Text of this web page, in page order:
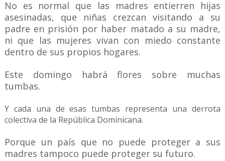
No es normal que las madres entierren hijas
asesinadas, que niñas crezcan visitando a su
padre en prisión por haber matado a su madre,
ni que las mujeres vivan con miedo constante
dentro de sus propios hogares.
Este domingo habrá flores sobre muchas
tumbas.
Y cada una de esas tumbas representa una derrota
colectiva de la República Dominicana.
Porque un país que no puede proteger a sus
madres tampoco puede proteger su futuro.